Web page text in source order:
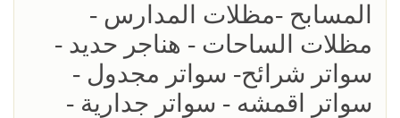
المسابح -مظلات المدارس -
مظلات الساحات - هناجر حديد -
سواتر شرائح- سواتر مجدول -
سواتر اقمشه - سواتر جدارية -